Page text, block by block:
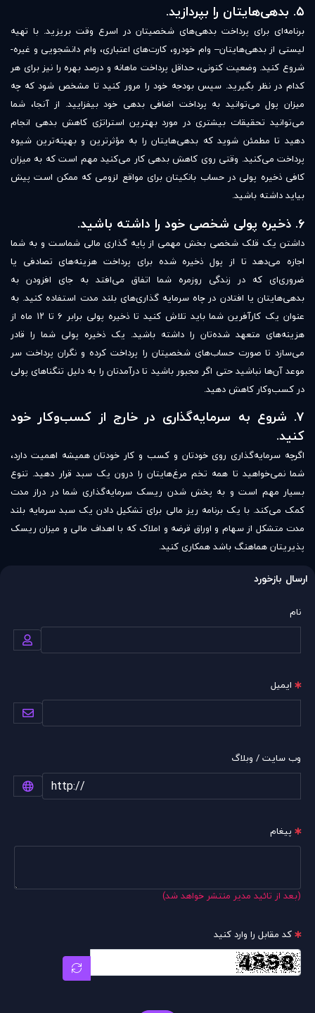
۵. بدهی‌هایتان را بپردازید.
برنامه‌ای برای پرداخت بدهی‌های شخصیتان در اسرع وقت بریزید. با تهیه
لیستی از بدهی‌هایتان– وام خودرو، کارت‌های اعتباری، وام دانشجویی و غیره-
شروع کنید. وضعیت کنونی، حداقل پرداخت ماهانه و درصد بهره را نیز برای هر
کدام در نظر بگیرید. سپس بودجه خود را مرور کنید تا مشخص شود که چه
میزان پول می‌توانید به پرداخت اضافی بدهی خود بیفزایید. از آنجا، شما
می‌توانید تحقیقات بیشتری در مورد بهترین استراتژی کاهش بدهی انجام
دهید تا مطمئن شوید که بدهی‌هایتان را به مؤثرترین و بهینه‌ترین شیوه
پرداخت می‌کنید. وقتی روی کاهش بدهی کار می‌کنید مهم است که به میزان
کافی ذخیره پولی در حساب بانکیتان برای مواقع لزومی که ممکن است پیش
بیاید داشته باشید.
۶. ذخیره پولی شخصی خود را داشته باشید.
داشتن یک قلک شخصی بخش مهمی از پایه گذاری مالی شماست و به شما
اجازه می‌دهد تا از پول ذخیره شده برای پرداخت هزینه‌های تصادفی یا
ضروری‌ای که در زندگی روزمره شما اتفاق می‌افتد به جای افزودن به
بدهی‌هایتان یا افتادن در چاه سرمایه گذاری‌های بلند مدت استفاده کنید. به
عنوان یک کارآفرین شما باید تلاش کنید تا ذخیره پولی برابر ۶ تا ۱۲ ماه از
هزینه‌های متعهد شده‌تان را داشته باشید. یک ذخیره پولی شما را قادر
می‌سازد تا صورت حساب‌های شخصیتان را پرداخت کرده و نگران پرداخت سر
موعد آن‌ها نباشید حتی اگر مجبور باشید تا درآمدتان را به دلیل تنگناهای پولی
در کسب‌وکار کاهش دهید.
۷. شروع به سرمایه‌گذاری در خارج از کسب‌وکار خود
کنید.
اگرچه سرمایه‌گذاری روی خودتان و کسب و کار خودتان همیشه اهمیت دارد،
شما نمی‌خواهید تا همه تخم مرغ‌هایتان را درون یک سبد قرار دهید. تنوع
بسیار مهم است و به پخش شدن ریسک سرمایه‌گذاری شما در دراز مدت
کمک می‌کند. با یک برنامه ریز مالی برای تشکیل دادن یک سبد سرمایه بلند
مدت متشکل از سهام و اوراق قرضه و املاک که با اهداف مالی و میزان ریسک
پذیریتان هماهنگ باشد همکاری کنید.
ارسال بازخورد
نام
ایمیل
وب سایت / وبلاگ
پیغام
(بعد از تائید مدیر منتشر خواهد شد)
کد مقابل را وارد کنید